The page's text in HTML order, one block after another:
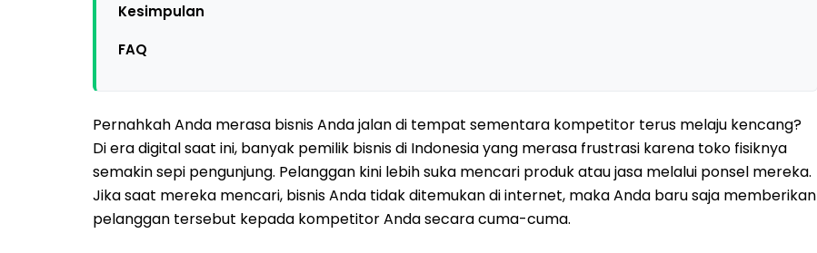
Kesimpulan
FAQ
Pernahkah Anda merasa bisnis Anda jalan di tempat sementara kompetitor terus melaju kencang?
Di era digital saat ini, banyak pemilik bisnis di Indonesia yang merasa frustrasi karena toko fisiknya
semakin sepi pengunjung. Pelanggan kini lebih suka mencari produk atau jasa melalui ponsel mereka.
Jika saat mereka mencari, bisnis Anda tidak ditemukan di internet, maka Anda baru saja memberikan
pelanggan tersebut kepada kompetitor Anda secara cuma-cuma.